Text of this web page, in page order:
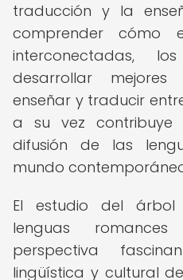
traducción y la
comprender cómo
interconectadas,
desarrollar
enseñar y traducir
a su vez
difusión de las
mundo
El estudio del
lenguas
perspectiva
lingüística y cultural